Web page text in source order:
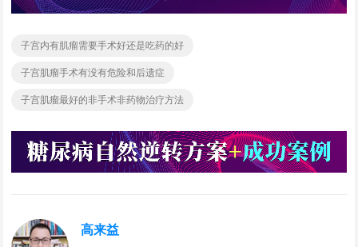
子宫内有肌瘤需要手术好还是吃药的好
子宫肌瘤手术有没有危险和后遗症
子宫肌瘤最好的非手术非药物治疗方法
高来益